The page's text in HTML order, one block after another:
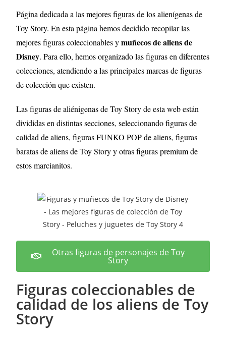
Página dedicada a las mejores figuras de los alienígenas de
Toy Story. En esta página hemos decidido recopilar las
mejores figuras coleccionables ymuñecos de aliens de
Disney. Para ello, hemos organizado las figuras en diferentes
colecciones, atendiendo a las principales marcas de figuras
de colección que existen.
Las figuras de aliénigenas de Toy Story de esta web están
divididas en distintas secciones, seleccionando figuras de
calidad de aliens, figuras FUNKO POP de aliens, figuras
baratas de aliensde Toy Storyy otras figuras premium de
estos marcianitos.
Otras figuras de personajes de Toy
Story
Figuras coleccionables de
calidad de los aliens de Toy
Story